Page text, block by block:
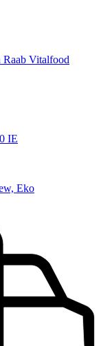
Raab Vitalfood
IE
Eko